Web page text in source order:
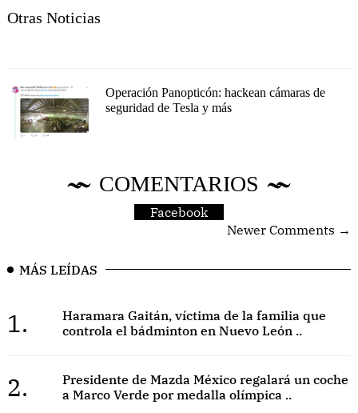
Otras Noticias
Operación Panopticón: hackean cámaras de
seguridad de Tesla y más
COMENTARIOS
Facebook
Newer Comments →
MÁS LEÍDAS
1.
Haramara Gaitán, víctima de la familia que
controla el bádminton en Nuevo León ..
2.
Presidente de Mazda México regalará un coche
a Marco Verde por medalla olímpica ..